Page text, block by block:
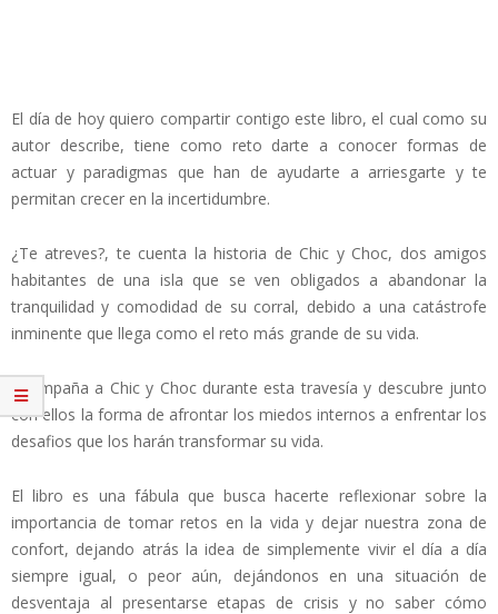
El día de hoy quiero compartir contigo este libro, el cual como su
autor describe, tiene como reto darte a conocer formas de
actuar y paradigmas que han de ayudarte a arriesgarte y te
permitan crecer en la incertidumbre.
¿Te atreves?, te cuenta la historia de Chic y Choc, dos amigos
habitantes de una isla que se ven obligados a abandonar la
tranquilidad y comodidad de su corral, debido a una catástrofe
inminente que llega como el reto más grande de su vida.
Acompaña a Chic y Choc durante esta travesía y descubre junto
con ellos la forma de afrontar los miedos internos a enfrentar los
desafios que los harán transformar su vida.
El libro es una fábula que busca hacerte reflexionar sobre la
importancia de tomar retos en la vida y dejar nuestra zona de
confort, dejando atrás la idea de simplemente vivir el día a día
siempre igual, o peor aún, dejándonos en una situación de
desventaja al presentarse etapas de crisis y no saber cómo